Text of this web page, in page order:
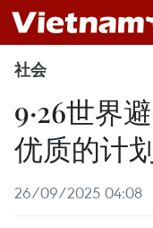
社会
9·26世界
优质的计
26/09/2025 04:08